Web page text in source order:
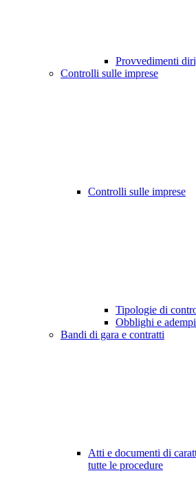
Provvedimenti
Controlli sulle imprese
Controlli sulle imprese
Tipologie di
Obblighi e
Bandi di gara e contratti
Atti e documenti di
tutte le procedure